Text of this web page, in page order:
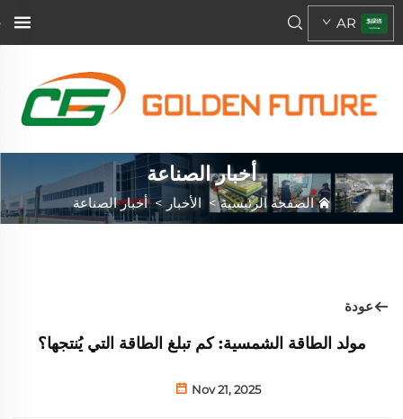
AR
أخبار الصناعة
الصفحة الرئيسية> الأخبار >أخبار الصناعة
عودة
مولد الطاقة الشمسية: كم تبلغ الطاقة التي يُنتجها؟
Nov 21, 2025